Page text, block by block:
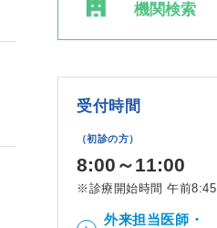
機関検索
受付時間
（初診の方）
8:00～11:00
※診療開始時間 午前8:45
外来担当医師・